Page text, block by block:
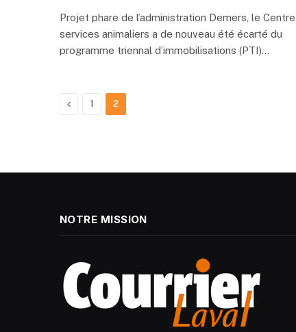
Projet phare de l’administration Demers, le
services animaliers a de nouveau été écarté du
programme triennal d’immobilisations (PTI)…
Previous
1 2
NOTRE MISSION